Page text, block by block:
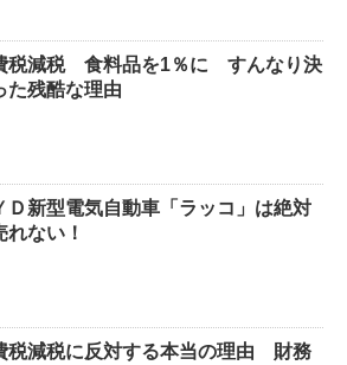
税減税 食料品を1％に すんなり決
た残酷な理由
Ｄ新型電気自動車「ラッコ」は絶対
れない！
税減税に反対する本当の理由 財務